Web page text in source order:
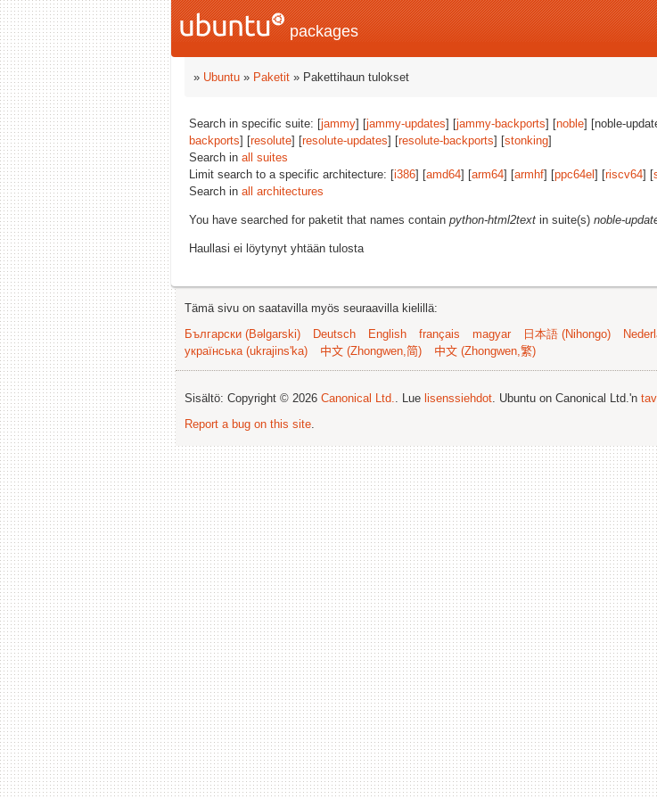
packages
» Ubuntu » Paketit » Pakettihaun tulokset
Search in specific suite: [jammy] [jammy-updates] [jammy-backports] [noble] [noble-
backports] [resolute] [resolute-updates] [resolute-backports] [stonking]
Search in all suites
Limit search to a specific architecture: [i386] [amd64] [arm64] [armhf] [ppc64el ] [riscv64] [
Search in all architectures
You have searched for paketit that names contain python-html2text in suite(s) noble-
Haullasi ei löytynyt yhtään tulosta
Tämä sivu on saatavilla myös seuraavilla kielillä:
Български (Bəlgarski)
Deutsch English français magyar 日本語 (Nihongo)
українська (ukrajins'ka)
中文 (Zhongwen,简) 中文 (Zhongwen,繁)
Sisältö: Copyright © 2026 Canonical Ltd.. Lue lisenssiehdot. Ubuntu on Canonical Ltd.'n
Report a bug on this site.